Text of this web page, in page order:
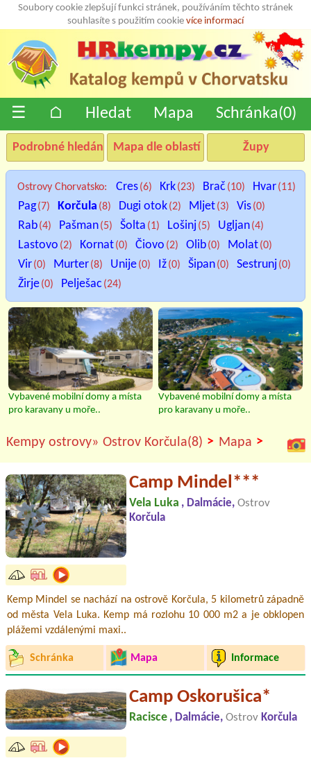
Soubory cookie zlepšují funkci stránek, používáním těchto stránek
souhlasíte s použitím cookie více informací
☰ ⌂ Hledat Mapa Schránka(0)
Podrobné hledání Mapa dle oblastí Župy
Ostrovy Chorvatsko: Cres(6) Krk(23) Brač (10) Hvar(11)
Pag(7) Korčula (8) Dugi otok(2) Mljet(3) Vis(0)
Rab(4) Pašman(5) Šolta (1) Lošinj(5) Ugljan(4)
Lastovo (2) Kornat(0) Čiovo (2) Olib(0) Molat(0)
Vir(0) Murter(8) Unije(0) Iž(0) Šipan(0) Sestrunj(0)
Žirje(0) Pelješac (24)
Vybavené mobilní domy a místa
pro karavany u moře..
Vybavené mobilní domy a místa
pro karavany u moře..
Kempy ostrovy» Ostrov Korčula(8) > Mapa >
Camp Mindel***
Vela Luka , Dalmácie, Ostrov
Korčula
Kemp Mindel se nachází na ostrově Korčula, 5 kilometrů západně
od města Vela Luka. Kemp má rozlohu 10 000 m2 a je obklopen
plážemi vzdálenými maxi..
Schránka Mapa Informace
Camp Oskorušica*
Racisce , Dalmácie, Ostrov Korčula